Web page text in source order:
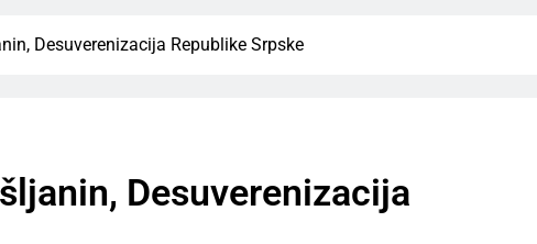
Desuverenizacija Republike Srpske
Desuverenizacija